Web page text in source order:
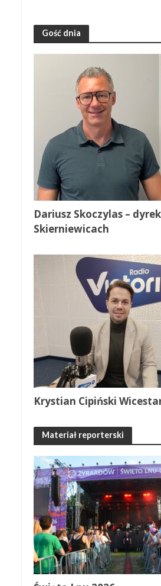
Gość dnia
Dariusz Skoczylas –
Skierniewicach
Krystian Cipiński
Materiał reporterski